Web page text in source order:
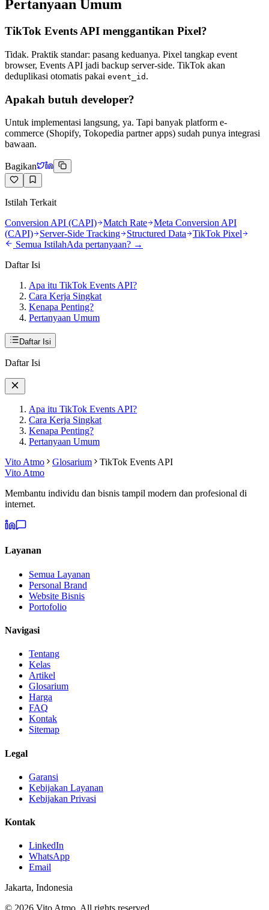
Pertanyaan Umum
TikTok Events API menggantikan Pixel?
Tidak. Praktik standar: pasang keduanya. Pixel tangkap event
browser, Events API jadi backup server-side. TikTok akan
deduplikasi otomatis pakai event_id .
Apakah butuh developer?
Untuk implementasi langsung, ya. Tapi banyak platform e-
commerce (Shopify, Tokopedia partner apps) sudah punya integrasi
bawaan.
Bagikan
Istilah Terkait
Conversion API (CAPI)
Match Rate
Meta Conversion API
(CAPI)
Server-Side Tracking Structured Data
TikTok Pixel
Semua IstilahAda pertanyaan? →
Daftar Isi
Apa itu TikTok Events API?
Cara Kerja Singkat
Kenapa Penting?
Pertanyaan Umum
Daftar Isi
Daftar Isi
Apa itu TikTok Events API?
Cara Kerja Singkat
Kenapa Penting?
Pertanyaan Umum
Vito Atmo
Glosarium
TikTok Events API
Vito Atmo
Membantu individu dan bisnis tampil modern dan profesional di
internet.
Layanan
Semua Layanan
Personal Brand
Website Bisnis
Portofolio
Navigasi
Tentang
Kelas
Artikel
Glosarium
Harga
FAQ
Kontak
Sitemap
Legal
Garansi
Kebijakan Layanan
Kebijakan Privasi
Kontak
LinkedIn
WhatsApp
Email
Jakarta, Indonesia